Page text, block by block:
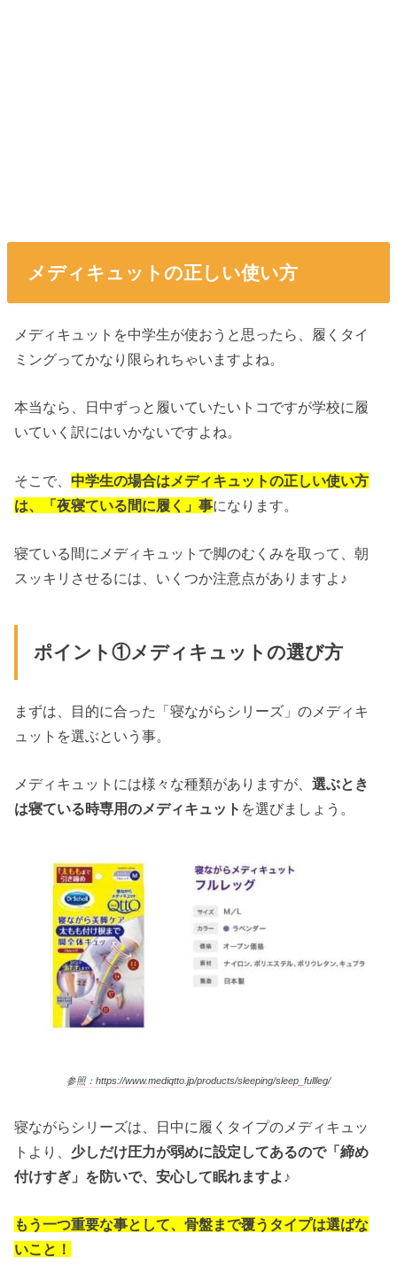
メディキュットの正しい使い方
メディキュットを中学生が使おうと思ったら、履くタイ
ミングってかなり限られちゃいますよね。
本当なら、日中ずっと履いていたいトコですが学校に履
いていく訳にはいかないですよね。
そこで、 中学生の場合はメディキュットの正しい使い方
は、「夜寝ている間に履く」事になります。
寝ている間にメディキュットで脚のむくみを取って、朝
スッキリさせるには、いくつか注意点がありますよ♪
ポイント①メディキュットの選び方
まずは、目的に合った「寝ながらシリーズ」のメディキ
ュットを選ぶという事。
メディキュットには様々な種類がありますが、選ぶとき
は寝ている時専用のメディキュット を選びましょう。
参照：https://www.mediqtto.jp/products/sleeping/sleep_fullleg/
寝ながらシリーズは、日中に履くタイプのメディキュッ
トより、 少しだけ圧力が弱めに設定してあるので「締め
付けすぎ」を防いで、安心して眠れますよ♪
もう一つ重要な事として、骨盤まで覆うタイプは選ばな
いこと！